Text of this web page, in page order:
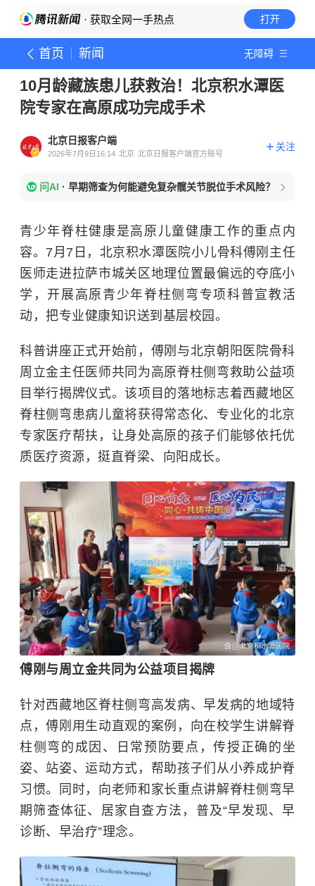
· 获取全网一手热点 打开
首页 新闻 无障碍
10月龄藏族患儿获救治！北京积水潭医
院专家在高原成功完成手术
北京日报客户端
2026年7月9日16:14 北京 北京日报客户端官方账号
关注
问AI · 早期筛查为何能避免复杂髋关节脱位手术风险？
青少年脊柱健康是高原儿童健康工作的重点内
容。7月7日，北京积水潭医院小儿骨科傅刚 主任
医师走进拉萨市城关区地理位置最偏远的夺底小
学，开展高原青少年脊柱侧弯专项科普宣教活
动，把专业健康知识送到基层校园。
科普讲座正式开始前，傅刚与北京朝阳医院骨科
周立金主任医师共同为高原脊柱侧弯救助公益项
目举行揭牌仪式。该项目的落地标志着西藏地区
脊柱侧弯患病儿童将获得常态化、专业化的北京
专家医疗帮扶，让身处高原的孩子们能够依托优
质医疗资源，挺直脊梁、向阳成长。
傅刚与周立金共同为公益项目揭牌
针对西藏地区脊柱侧弯高发病、早发病的地域特
点，傅刚用生动直观的案例，向在校学生讲解脊
柱侧弯的成因、日常预防要点，传授正确的坐
姿、站姿、运动方式，帮助孩子们从小养成护脊
习惯。同时，向老师和家长重点讲解脊柱侧弯早
期筛查体征、居家自查方法，普及“早发现、早
诊断、早治疗”理念。